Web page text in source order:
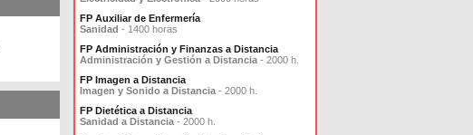
FP Auxiliar de Enfermería
Sanidad - 1400 horas
FP Administración y Finanzas a Distancia
Administración y Gestión a Distancia - 2000 h.
FP Imagen a Distancia
Imagen y Sonido a Distancia - 2000 h.
FP Dietética a Distancia
Sanidad a Distancia - 2000 h.